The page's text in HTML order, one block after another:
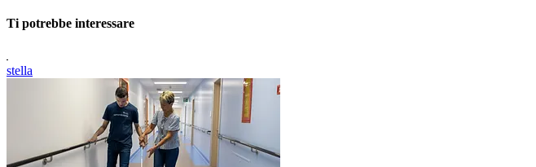
Ti potrebbe interessare
stella